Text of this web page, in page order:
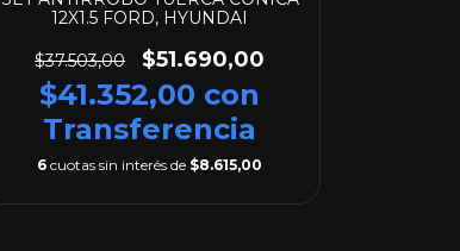
12X1.5 FORD, HYUNDAI
$37.503,00
$51.690,00
$41.352,00 con
Transferencia
6 cuotas sin interés de $8.615,00